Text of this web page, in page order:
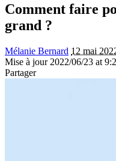
Comment faire
grand ?
Mélanie Bernard 12 mai
Mise à jour 2022/06/23 at
Partager